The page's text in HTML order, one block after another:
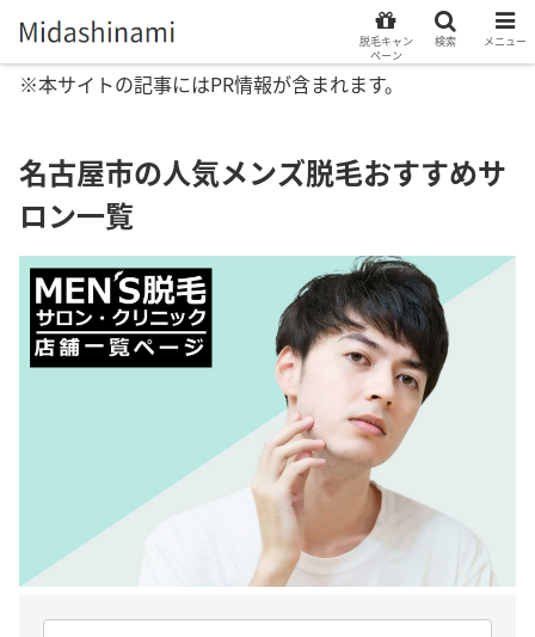
※本サイトの記事にはPR情報が含まれます。
名古屋市の人気メンズ脱毛おすすめサ
ロン一覧
脱毛キャン
ペーン
検索 メニュー